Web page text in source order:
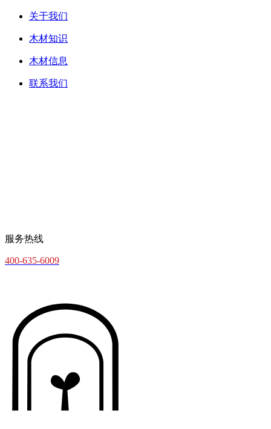
关于我们
木材知识
木材信息
联系我们
服务热线
400-635-6009